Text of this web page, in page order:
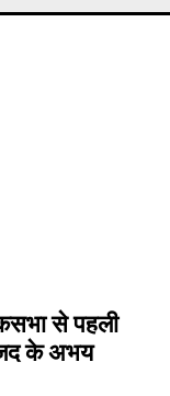
से पहली
के अभय